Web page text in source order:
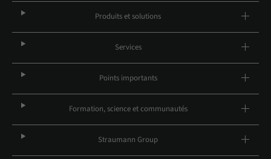
Produits et solutions
Services
Points importants
Formation, science et communautés
Straumann Group